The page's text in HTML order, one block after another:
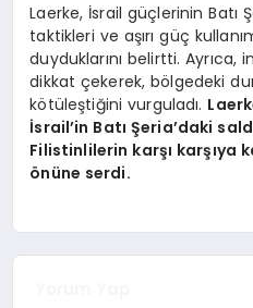
Laerke, İsrail güçlerinin Batı
taktikleri ve aşırı güç
duyduklarını belirtti. Ayrıca,
dikkat çekerek, bölgedeki
kötüleştiğini vurguladı.
İsrail’in Batı Şeria’daki
Filistinlilerin karşı karşıya
önüne serdi.